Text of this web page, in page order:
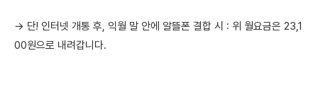
→ 단! 인터넷 개통 후, 익월 말 안에 알뜰폰 결합 시 : 위 월요금은 23,1
00원으로 내려갑니다.